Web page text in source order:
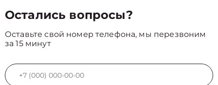
Остались вопросы?
Оставьте свой номер телефона, мы перезвоним
за 15 минут